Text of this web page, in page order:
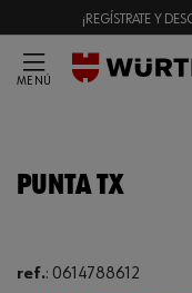
¡REGÍSTRATE Y
MENÚ
PUNTA TX
ref.: 0614788612